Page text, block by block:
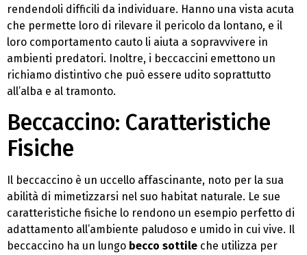
rendendoli difficili da individuare. Hanno una vista acuta
che permette loro di rilevare il pericolo da lontano, e il
loro comportamento cauto li aiuta a sopravvivere in
ambienti predatori. Inoltre, i beccaccini emettono un
richiamo distintivo che può essere udito soprattutto
all’alba e al tramonto.
Beccaccino: Caratteristiche
Fisiche
Il beccaccino è un uccello affascinante, noto per la sua
abilità di mimetizzarsi nel suo habitat naturale. Le sue
caratteristiche fisiche lo rendono un esempio perfetto di
adattamento all’ambiente paludoso e umido in cui vive. Il
beccaccino ha un lungo becco sottile che utilizza per